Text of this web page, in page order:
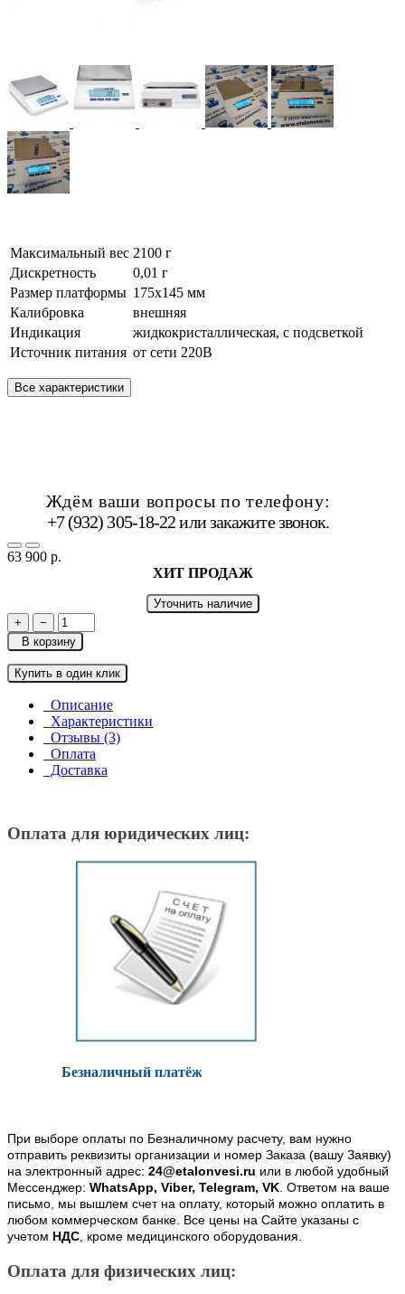
Максимальный вес 2100 г
Дискретность
0,01 г
Размер платформы 175х145 мм
Калибровка
внешняя
Индикация
жидкокристаллическая, с подсветкой
Источник питания от сети 220В
Все характеристики
Ждём ваши вопросы по телефону:
+7 (932) 305-18-22 илизакажите звонок.
63 900 р.
ХИТ ПРОДАЖ
Уточнить наличие
+
−
В корзину
Купить в один клик
Описание
Характеристики
Отзывы (3)
Оплата
Доставка
Оплата для юридических лиц:
Безналичный платёж
При выборе оплаты по Безналичному расчету, вам нужно
отправить реквизиты организации и номер Заказа (вашу Заявку)
на электронный адрес: 24@etalonvesi.ru или в любой удобный
Мессенджер: WhatsApp, Viber, Telegram, VK. Ответом на ваше
письмо, мы вышлем счет на оплату, который можно оплатить в
любом коммерческом банке. Все цены на Сайте указаны с
учетом НДС, кроме медицинского оборудования.
Оплата для физических лиц: